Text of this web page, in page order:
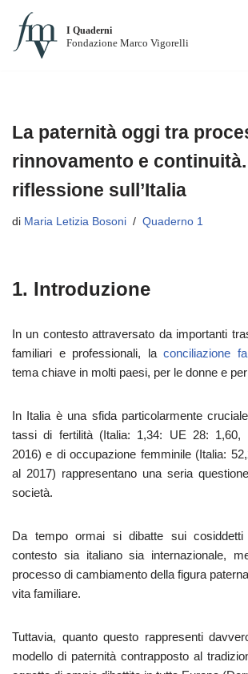
Vai
I Quaderni
Fondazione Marco Vigorelli
La paternità oggi tra
rinnovamento e
riflessione sull’Italia
di Maria Letizia Bosoni Quaderno 1
1. Introduzione
In un contesto attraversato da importanti
familiari e professionali, laconciliazione
tema chiave in molti paesi, per le donne e
In Italia è una sfida particolarmente
tassi di fertilità (Italia: 1,34: UE 28: 1,60,
2016) e di occupazione femminile (Italia:
al 2017) rappresentano una seria
società.
Da tempo ormai si dibatte sui cosiddetti
contesto sia italiano sia internazionale,
processo di cambiamento della figura
vita familiare.
Tuttavia, quanto questo rappresenti
modello di paternità contrapposto al